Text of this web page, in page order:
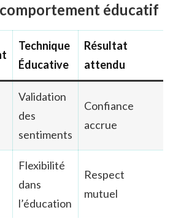
éducatif
Technique
Éducative
Résultat
attendu
Validation
des
sentiments
Confiance
accrue
Flexibilité
dans
l’éducation
Respect
mutuel